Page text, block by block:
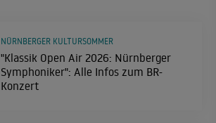
"Klassik Open Air 2026: Nürnberger
Symphoniker": Alle Infos zum BR-
Konzert
NÜRNBERGER KULTURSOMMER